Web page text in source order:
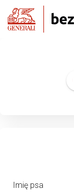
Imię psa